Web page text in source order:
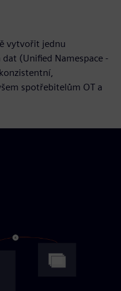
vytvořit jednu
(Unified Namespace -
spotřebitelům OT a